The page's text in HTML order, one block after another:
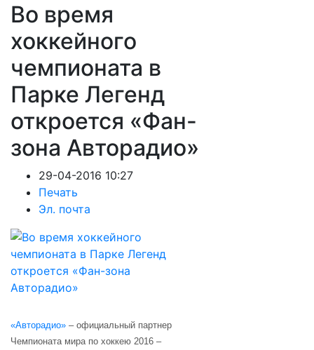
Во время
хоккейного
чемпионата в
Парке Легенд
откроется «Фан-
зона Авторадио»
29-04-2016 10:27
Печать
Эл. почта
«Авторадио» – официальный партнер
Чемпионата мира по хоккею 2016 –